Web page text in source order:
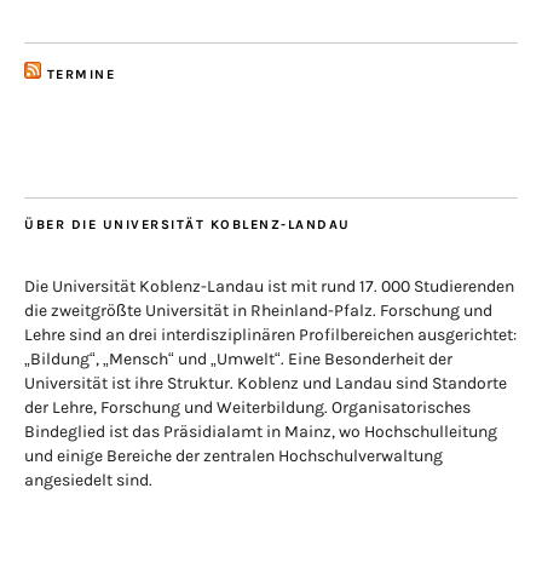
TERMINE
ÜBER DIE UNIVERSITÄT KOBLENZ-LANDAU
Die Universität Koblenz-Landau ist mit rund 17. 000 Studierenden
die zweitgrößte Universität in Rheinland-Pfalz. Forschung und
Lehre sind an drei interdisziplinären Profilbereichen ausgerichtet:
„Bildung“, „Mensch“ und „Umwelt“. Eine Besonderheit der
Universität ist ihre Struktur. Koblenz und Landau sind Standorte
der Lehre, Forschung und Weiterbildung. Organisatorisches
Bindeglied ist das Präsidialamt in Mainz, wo Hochschulleitung
und einige Bereiche der zentralen Hochschulverwaltung
angesiedelt sind.